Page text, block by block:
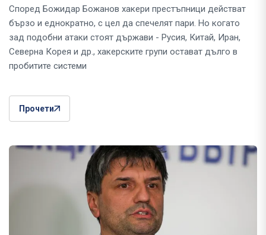
Според Божидар Божанов хакери престъпници действат
бързо и еднократно, с цел да спечелят пари. Но когато
зад подобни атаки стоят държави - Русия, Китай, Иран,
Северна Корея и др., хакерските групи остават дълго в
пробитите системи
Прочети